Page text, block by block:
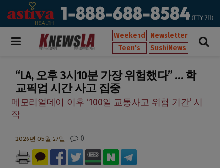
Weekend
Newsletter
Teen's
SushiNews
“LA, 오후 3시10분 가장 위험했다” … 학
교픽업 시간 사고 집중
메모리얼데이 이후 ‘100일 교통사고 위험 기간’ 시
작
2026년 05월 27일 0